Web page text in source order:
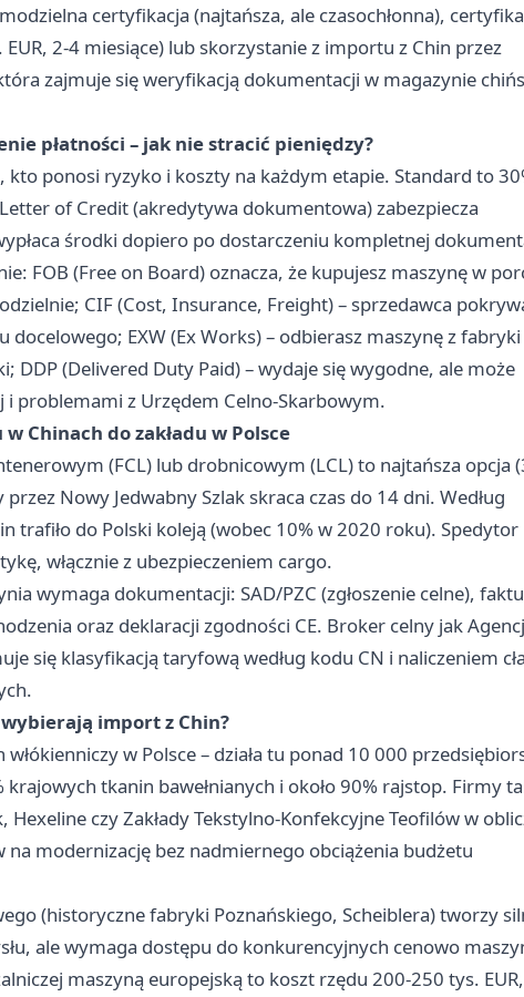
certyfikacja (najtańsza, ale czasochłonna),
2-4 miesiące) lub skorzystanie z importu z Chin przez
zajmuje się weryfikacją dokumentacji w magazynie
płatności – jak nie stracić pieniędzy?
ponosi ryzyko i koszty na każdym etapie. Standard to
of Credit (akredytywa dokumentowa) zabezpiecza
środki dopiero po dostarczeniu kompletnej
FOB (Free on Board) oznacza, że kupujesz maszynę w
CIF (Cost, Insurance, Freight) – sprzedawca
EXW (Ex Works) – odbierasz maszynę z fabryki
DDP (Delivered Duty Paid) – wydaje się wygodne, ale może
problemami z Urzędem Celno-Skarbowym.
Chinach do zakładu w Polsce
(FCL) lub drobnicowym (LCL) to najtańsza opcja
Nowy Jedwabny Szlak skraca czas do 14 dni. Według
trafiło do Polski koleją (wobec 10% w 2020 roku). Spedytor
włącznie z ubezpieczeniem cargo.
wymaga dokumentacji: SAD/PZC (zgłoszenie celne),
oraz deklaracji zgodności CE. Broker celny jak
się klasyfikacją taryfową według kodu CN i naliczeniem
import z Chin?
w Polsce – działa tu ponad 10 000
tkanin bawełnianych i około 90% rajstop. Firmy
Hexeline czy Zakłady Tekstylno-Konfekcyjne Teofilów w
modernizację bez nadmiernego obciążenia budżetu
(historyczne fabryki Poznańskiego, Scheiblera) tworzy
ale wymaga dostępu do konkurencyjnych cenowo
maszyną europejską to koszt rzędu 200-250 tys. EUR,